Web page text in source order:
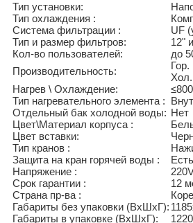
Тип установки:
Тип охлаждения :
Система фильтрации :
UF
Тип и размер фильтров:
12"
Кол-во пользователей:
до
Производительность:
Гор.
Нагрев \ Охлаждение:
Тип нагревательного элемента :
Отдельный бак холодной воды: Нет
Цвет\Материал корпуса :
Цвет вставки:
Тип кранов :
Защита на кран горячей воды :
Есть
Напряжение :
Срок гарантии :
12
Страна пр-ва :
Габариты без упаковки (ВxШxГ):
Габариты в упаковке (ВxШxГ):